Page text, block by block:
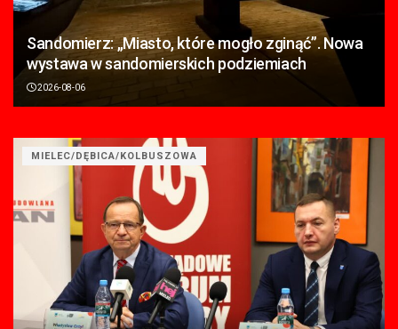
Sandomierz: „Miasto, które mogło zginąć”. Nowa
wystawa w sandomierskich podziemiach
2026-08-06
MIELEC/DĘBICA/KOLBUSZOWA